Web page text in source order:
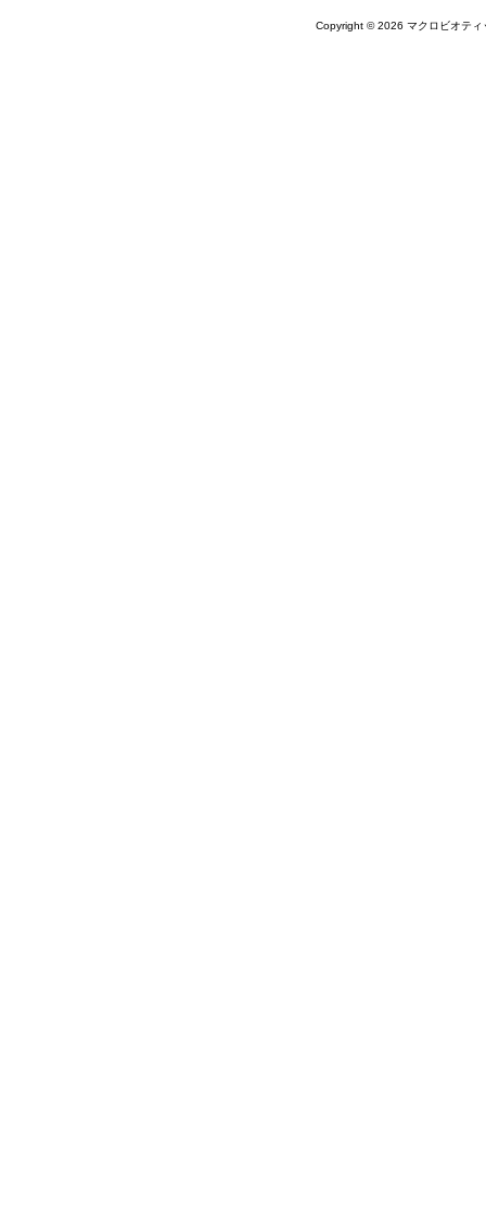
Copyright © 2026 マクロビオテ